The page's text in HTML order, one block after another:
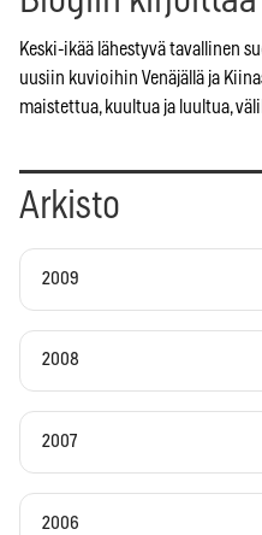
Keski-ikää lähestyvä tavallinen
uusiin kuvioihin Venäjällä ja
maistettua, kuultua ja luultua,
Arkisto
2009
2008
2007
2006